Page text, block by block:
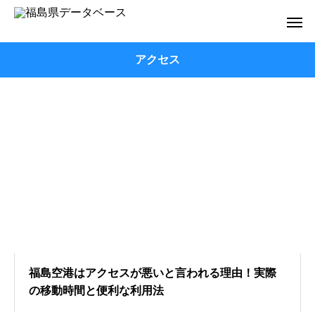
アクセス
福島空港はアクセスが悪いと言われる理由！実際
の移動時間と便利な利用法